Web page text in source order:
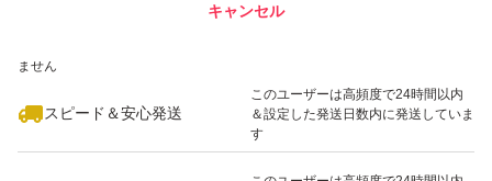
ません
スピード＆安心発送
このユーザーは高頻度で24時間以内
＆設定した発送日数内に発送していま
す
キャンセル